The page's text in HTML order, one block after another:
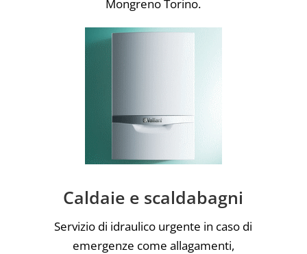
Mongreno Torino.
Caldaie e scaldabagni
Servizio di idraulico urgente in caso di
emergenze come allagamenti,